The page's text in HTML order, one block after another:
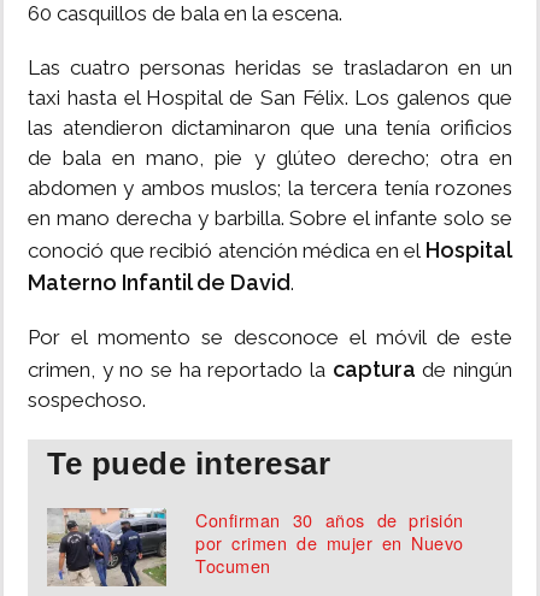
60 casquillos de bala en la escena.
Las cuatro personas heridas se trasladaron en un
taxi hasta el Hospital de San Félix. Los galenos que
las atendieron dictaminaron que una tenía orificios
de bala en mano, pie y glúteo derecho; otra en
abdomen y ambos muslos; la tercera tenía rozones
en mano derecha y barbilla. Sobre el infante solo se
conoció que recibió atención médica en el Hospital
Materno Infantil de David.
Por el momento se desconoce el móvil de este
crimen, y no se ha reportado la captura de ningún
sospechoso.
Te puede interesar
Confirman 30 años de prisión
por crimen de mujer en Nuevo
Tocumen